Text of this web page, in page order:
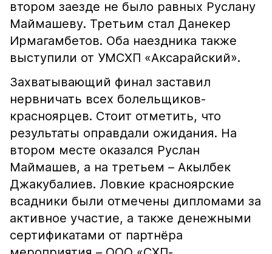
втором заезде не было равных Руслану
Маймашеву. Третьим стал Данекер
Ирмагамбетов. Оба наездника также
выступили от УМСХП «Аксарайский».
Захватывающий финал заставил
нервничать всех болельщиков-
красноярцев. Стоит отметить, что
результаты оправдали ожидания. На
втором месте оказался Руслан
Маймашев, а на третьем – Акылбек
Джакубалиев. Ловкие красноярские
всадники были отмечены дипломами за
активное участие, а также денежными
сертификатами от партнёра